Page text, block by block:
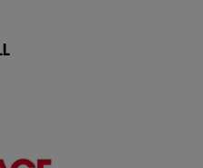
France et poursuit
album pop-é